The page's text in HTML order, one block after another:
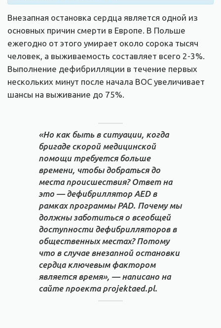
Внезапная остановка сердца является одной из
основных причин смерти в Европе. В Польше
ежегодно от этого умирает около сорока тысяч
человек, а выживаемость составляет всего 2-3%.
Выполнение дефибрилляции в течение первых
нескольких минут после начала ВОС увеличивает
шансы на выживание до 75%.
«Но как быть в ситуации, когда
бригаде скорой медицинской
помощи требуется больше
времени, чтобы добраться до
места происшествия? Ответ на
это — дефибриллятор AED в
рамках программы PAD. Почему мы
должны заботиться о всеобщей
доступности дефибрилляторов в
общественных местах? Потому
что в случае внезапной остановки
сердца ключевым фактором
является время», — написано на
сайте проекта projektaed.pl.